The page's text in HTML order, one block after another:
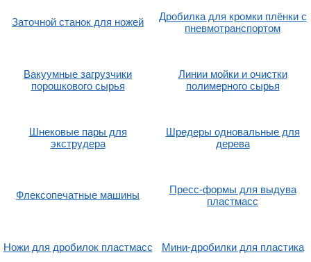
Заточной станок для ножей
Дробилка для кромки плёнки с
пневмотранспортом
Вакуумные загрузчики
порошкового сырья
Линии мойки и очистки
полимерного сырья
Шнековые пары для
экструдера
Шредеры одновальные для
дерева
Флексопечатные машины
Пресс-формы для выдува
пластмасс
Ножи для дробилок пластмасс Мини-дробилки для пластика